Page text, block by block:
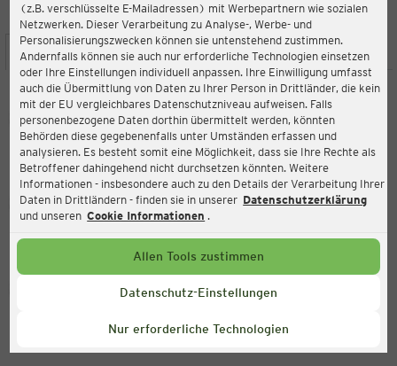
(z.B. verschlüsselte E-Mailadressen) mit Werbepartnern wie sozialen
Netzwerken. Dieser Verarbeitung zu Analyse-, Werbe- und
Personalisierungszwecken können sie untenstehend zustimmen.
Andernfalls können sie auch nur erforderliche Technologien einsetzen
oder Ihre Einstellungen individuell anpassen. Ihre Einwilligung umfasst
auch die Übermittlung von Daten zu Ihrer Person in Drittländer, die kein
mit der EU vergleichbares Datenschutzniveau aufweisen. Falls
personenbezogene Daten dorthin übermittelt werden, könnten
Behörden diese gegebenenfalls unter Umständen erfassen und
analysieren. Es besteht somit eine Möglichkeit, dass sie Ihre Rechte als
Betroffener dahingehend nicht durchsetzen könnten. Weitere
Informationen - insbesondere auch zu den Details der Verarbeitung Ihrer
Daten in Drittländern - finden sie in unserer Datenschutzerklärung
und unseren Cookie Informationen .
Allen Tools zustimmen
Datenschutz-Einstellungen
Nur erforderliche Technologien
4,5
Bewertung:
STANDORT SERVICES SORTIMENT AKTIONEN
Ernsting's family
Am Graf-de-Chardonnet-Platz 7, 65451 Kelsterbach
Aktuell:
Geöffnet
Service Hotline
Montag bis Freitag 8-18 Uhr